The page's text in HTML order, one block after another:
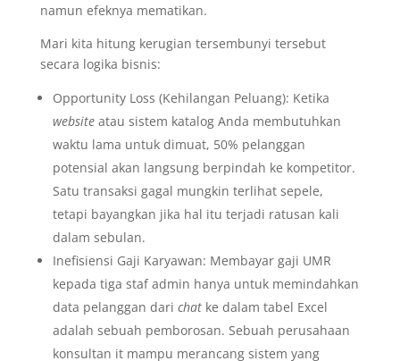
namun efeknya mematikan.
Mari kita hitung kerugian tersembunyi tersebut
secara logika bisnis:
Opportunity Loss (Kehilangan Peluang): Ketika
websiteatau sistem katalog Anda membutuhkan
waktu lama untuk dimuat, 50% pelanggan
potensial akan langsung berpindah ke kompetitor.
Satu transaksi gagal mungkin terlihat sepele,
tetapi bayangkan jika hal itu terjadi ratusan kali
dalam sebulan.
Inefisiensi Gaji Karyawan: Membayar gaji UMR
kepada tiga staf admin hanya untuk memindahkan
data pelanggan dari chatke dalam tabel Excel
adalah sebuah pemborosan. Sebuah perusahaan
konsultan it mampu merancang sistem yang